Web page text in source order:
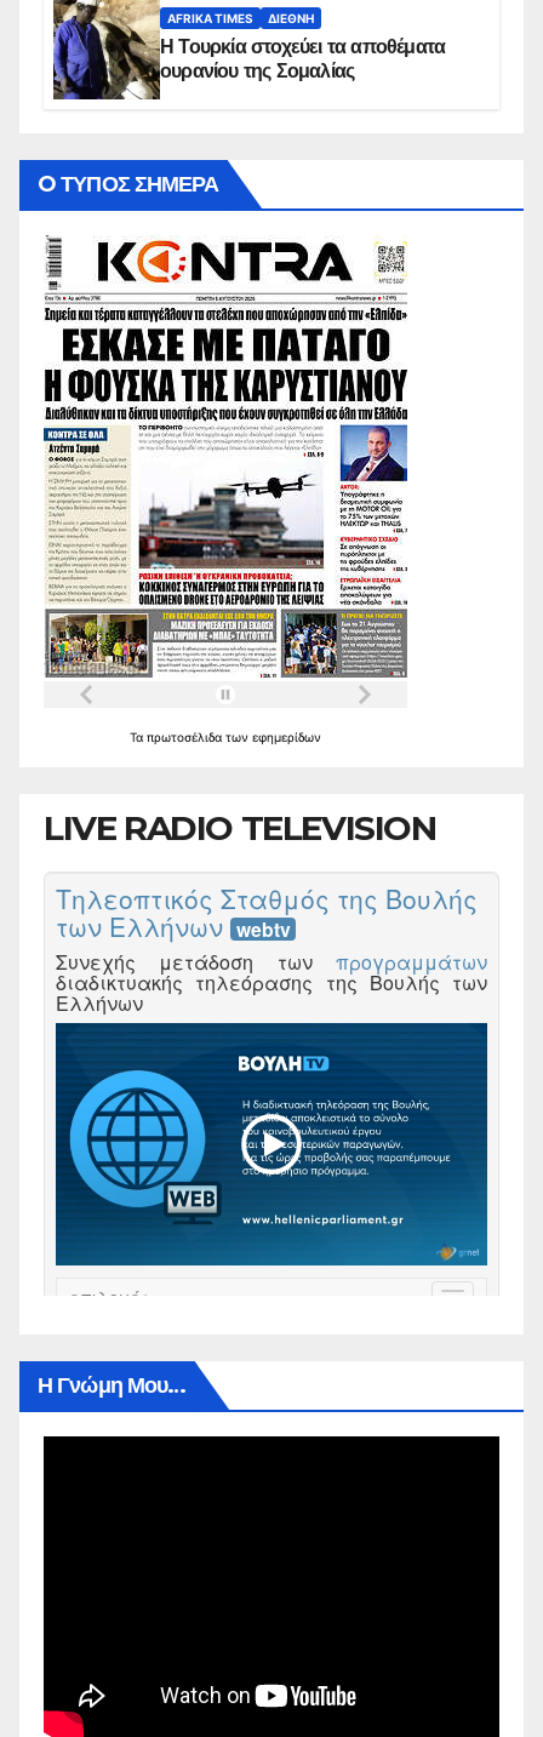
AFRIKA TIMES ΔΙΕΘΝΉ
Η Τουρκία στοχεύει τα αποθέματα
ουρανίου της Σομαλίας
O ΤΥΠΟΣ ΣΗΜΕΡΑ
Τα πρωτοσέλιδα των εφημερίδων
LIVE RADIO TELEVISION
Η Γνώμη Μου…